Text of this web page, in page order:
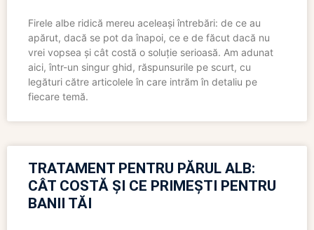
Firele albe ridică mereu aceleași întrebări: de ce au
apărut, dacă se pot da înapoi, ce e de făcut dacă nu
vrei vopsea și cât costă o soluție serioasă. Am adunat
aici, într-un singur ghid, răspunsurile pe scurt, cu
legături către articolele în care intrăm în detaliu pe
fiecare temă.
TRATAMENT PENTRU PĂRUL ALB:
CÂT COSTĂ ȘI CE PRIMEȘTI PENTRU
BANII TĂI